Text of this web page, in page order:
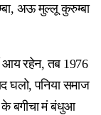
अऊ मुल्लू कुरुम्बा
आय रहेन, तब 1976
घलो, पनिया समाज
के बगीचा मं बंधुआ